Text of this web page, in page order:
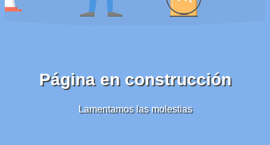
Página en construcción
Lamentamos las molestias